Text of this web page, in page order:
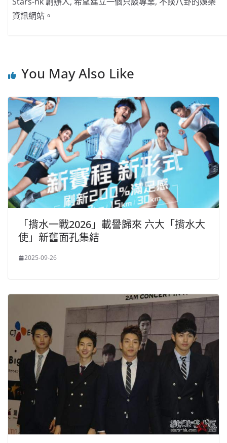
資訊網站。
You May Also Like
「揹水一戰2026」載譽歸來 六大「揹水大
使」新舊面孔集結
2025-09-26